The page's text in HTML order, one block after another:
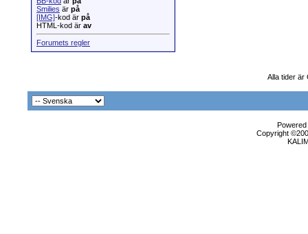
Smilies är på
[IMG]-kod är på
HTML-kod är av
Forumets regler
Alla tider är
Copyright